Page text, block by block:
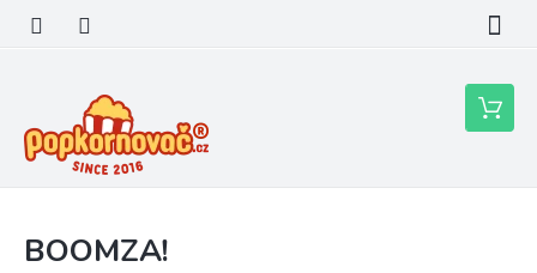
obsah
Nákupní
košík
BOOMZA!